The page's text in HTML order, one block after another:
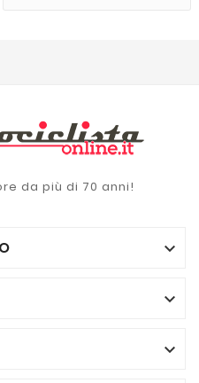
da più di 70 anni!


